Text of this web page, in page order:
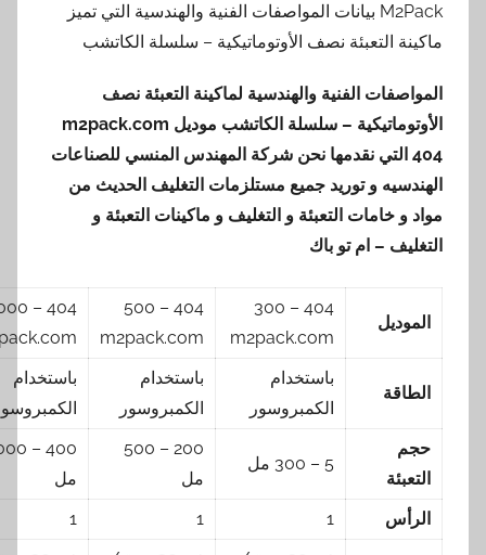
M2Pack بيانات المواصفات الفنية والهندسية التي تميز
ماكينة التعبئة نصف الأوتوماتيكية – سلسلة الكاتشب
المواصفات الفنية والهندسية لماكينة التعبئة نصف
الأوتوماتيكية – سلسلة الكاتشب موديلm2pack.com
التي نقدمهانحن شركة المهندس المنسي للصناعات
الهندسيه و توريد جميع مستلزمات التغليف الحديث من
مواد و خامات التعبئة و التغليف و ماكينات التعبئة و
التغليف – ام تو باك
الموديل
404 – 300
m2pack.com
404 – 500
m2pack.com
404 – 1000
m2pack.com
الطاقة
باستخدام
الكمبروسور
باستخدام
الكمبروسور
باستخدام
الكمبروسور
200 – 500
400 – 1000